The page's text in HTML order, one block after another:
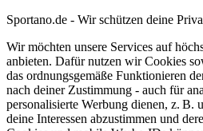
Sportano.de - Wir schützen deine
Wir möchten unsere Services auf
anbieten. Dafür nutzen wir Cookies
das ordnungsgemäße Funktionieren
nach deiner Zustimmung - auch für
personalisierte Werbung dienen, z. B.
deine Interessen abzustimmen und